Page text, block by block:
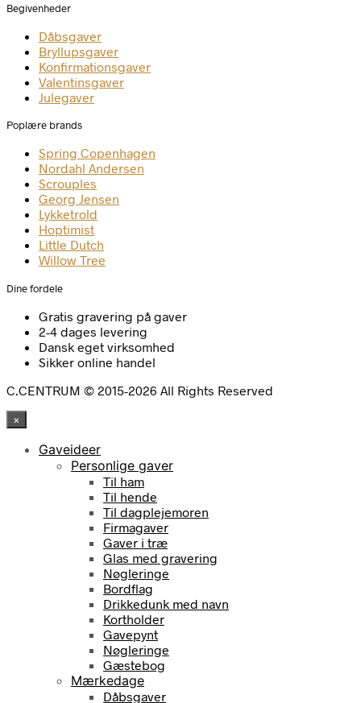
Begivenheder
Dåbsgaver
Bryllupsgaver
Konfirmationsgaver
Valentinsgaver
Julegaver
Poplære brands
Spring Copenhagen
Nordahl Andersen
Scrouples
Georg Jensen
Lykketrold
Hoptimist
Little Dutch
Willow Tree
Dine fordele
Gratis gravering på gaver
2-4 dages levering
Dansk eget virksomhed
Sikker online handel
C.CENTRUM © 2015-2026 All Rights Reserved
×
Gaveideer
Personlige gaver
Til ham
Til hende
Til dagplejemoren
Firmagaver
Gaver i træ
Glas med gravering
Nøgleringe
Bordflag
Drikkedunk med navn
Kortholder
Gavepynt
Nøgleringe
Gæstebog
Mærkedage
Dåbsgaver